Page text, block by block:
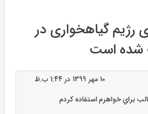
رژیم گیاهخواری در
شده است
10 مهر 1399 در 1:44 ب.ظ
براي خواهرم استفاده كردم